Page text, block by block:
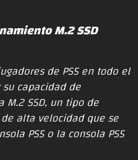
M.2 SSD
de PS5 en todo el
capacidad de
SSD, un tipo de
alta velocidad que se
PS5 o la consola PS5